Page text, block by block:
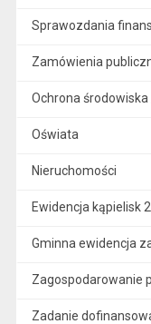
Sprawozdania
Zamówienia
Ochrona
Oświata
Nieruchomości
Ewidencja kąpielisk
Gminna ewidencja
Zagospodarowanie
Zadanie